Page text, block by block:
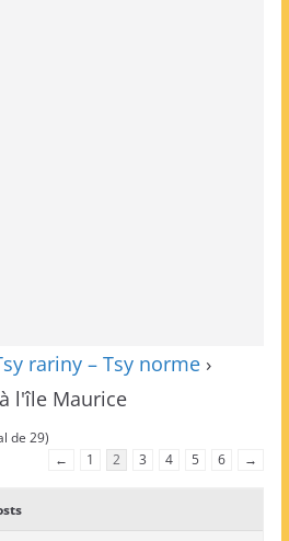
rariny – Tsy norme ›
l'île Maurice
de 29)
←
1 2 3 4 5 6 →